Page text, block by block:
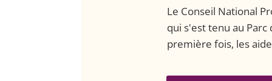
Le Conseil National
qui s'est tenu au Parc
première fois, les